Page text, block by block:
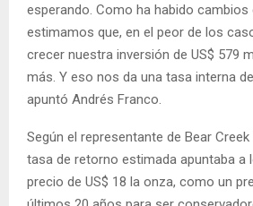
esperando. Como ha habido cambios
estimamos que, en el peor de los
crecer nuestra inversión de US$ 579
más. Y eso nos da una tasa interna
apuntó Andrés Franco.
Según el representante de Bear
tasa de retorno estimada apuntaba a
precio de US$ 18 la onza, como un